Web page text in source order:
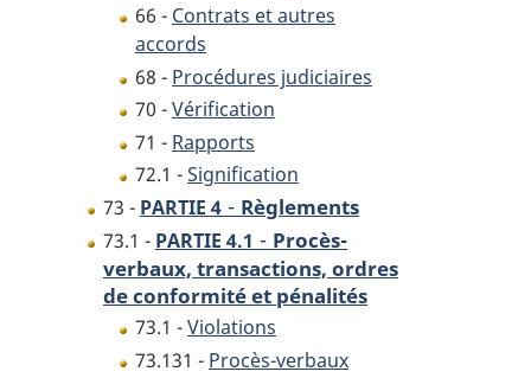
66 - Contrats et autres
accords
68 - Procédures judiciaires
70 -Vérification
71 - Rapports
72.1 -Signification
73 - PARTIE 4 - Règlements
73.1 - PARTIE 4.1 - Procès-
verbaux, transactions, ordres
de conformité et pénalités
73.1 -Violations
73.131 - Procès-verbaux